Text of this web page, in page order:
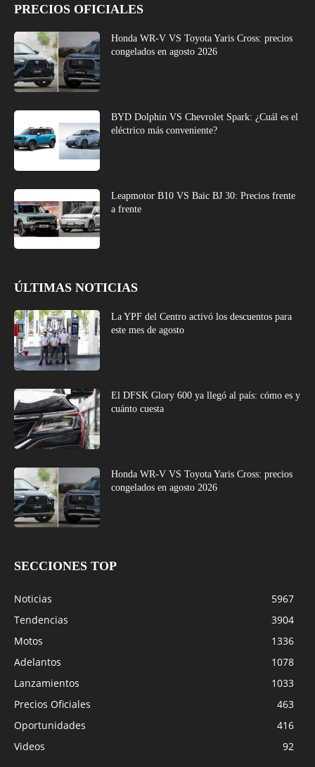
PRECIOS OFICIALES
Honda WR-V VS Toyota Yaris Cross: precios
congelados en agosto 2026
BYD Dolphin VS Chevrolet Spark: ¿Cuál es el
eléctrico más conveniente?
Leapmotor B10 VS Baic BJ 30: Precios frente
a frente
ÚLTIMAS NOTICIAS
La YPF del Centro activó los descuentos para
este mes de agosto
El DFSK Glory 600 ya llegó al país: cómo es y
cuánto cuesta
Honda WR-V VS Toyota Yaris Cross: precios
congelados en agosto 2026
SECCIONES TOP
Noticias
5967
Tendencias
3904
Motos
1336
Adelantos
1078
Lanzamientos
1033
Precios Oficiales
463
Oportunidades
416
Videos
92